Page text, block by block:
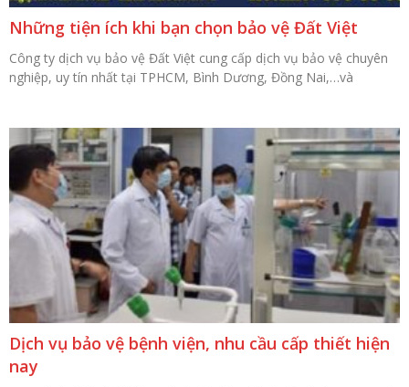
Những tiện ích khi bạn chọn bảo vệ Đất Việt
Công ty dịch vụ bảo vệ Đất Việt cung cấp dịch vụ bảo vệ chuyên
nghiệp, uy tín nhất tại TPHCM, Bình Dương, Đồng Nai,…và
Dịch vụ bảo vệ bệnh viện, nhu cầu cấp thiết hiện
nay